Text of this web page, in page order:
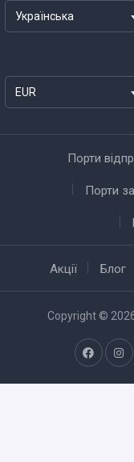
Українська
EUR
Порти
Порти
Акції Блог
Copyright ©